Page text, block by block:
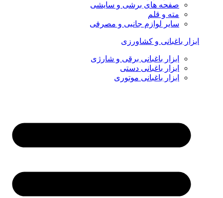
صفحه های برشی و سایشی
مته و قلم
سایر لوازم جانبی و مصرفی
ابزار باغبانی و کشاورزی
ابزار باغبانی برقی و شارژی
ابزار باغبانی دستی
ابزار باغبانی موتوری